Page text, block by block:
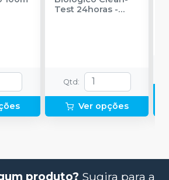
Test 24horas-
Qtd :
Ver opções
produto? Sugira para a